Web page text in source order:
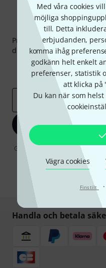
Med våra cookies
möjliga
till. Detta
erbjudanden,
komma ihåg
godkänn helt enkelt
preferenser, statistik
att klicka på
Du kan när som
Vägra cookies
Finstilt ·
Prenumererar på
du kan med lite tur vinna
Inspirerande
E-postadress*
Genom att klicka på
postreklam. Avregistrering
information om
Handla och betala